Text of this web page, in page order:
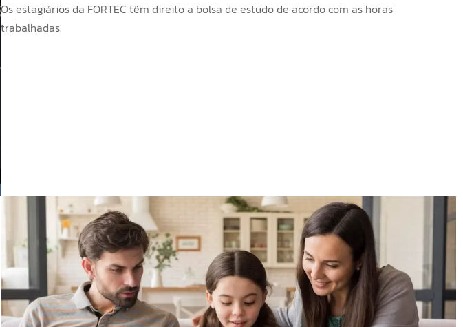
Os estagiários da FORTEC têm direito a bolsa de estudo de acordo com as horas
trabalhadas.